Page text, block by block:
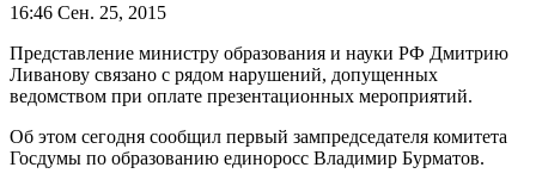
16:46 Сен. 25, 2015
Представление министру образования и науки РФ Дмитрию
Ливанову связано с рядом нарушений, допущенных
ведомством при оплате презентационных мероприятий.
Об этом сегодня сообщил первый зампредседателя комитета
Госдумы по образованию единоросс Владимир Бурматов.